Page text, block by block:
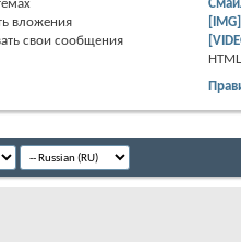
вложения
свои сообщения
[IMG]